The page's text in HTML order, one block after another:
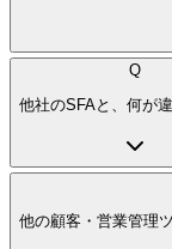
Q
他社のSFAと、何が
他の顧客・営業管理